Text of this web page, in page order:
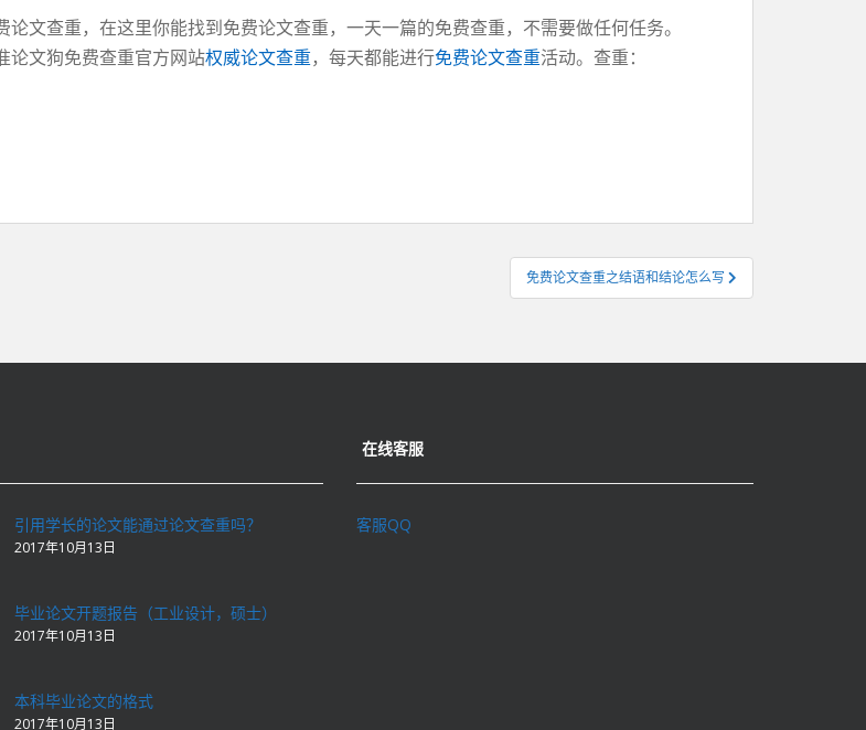
文查重，在这里你能找到免费论文查重，一天一篇的免费查重，不需要做任何任务。
论文狗免费查重官方网站权威论文查重，每天都能进行免费论文查重活动。查重：
免费论文查重之结语和结论怎么写
引用学长的论文能通过论文查重吗？
2017年10月13日
毕业论文开题报告（工业设计，硕士）
2017年10月13日
本科毕业论文的格式
2017年10月13日
在线客服
客服QQ